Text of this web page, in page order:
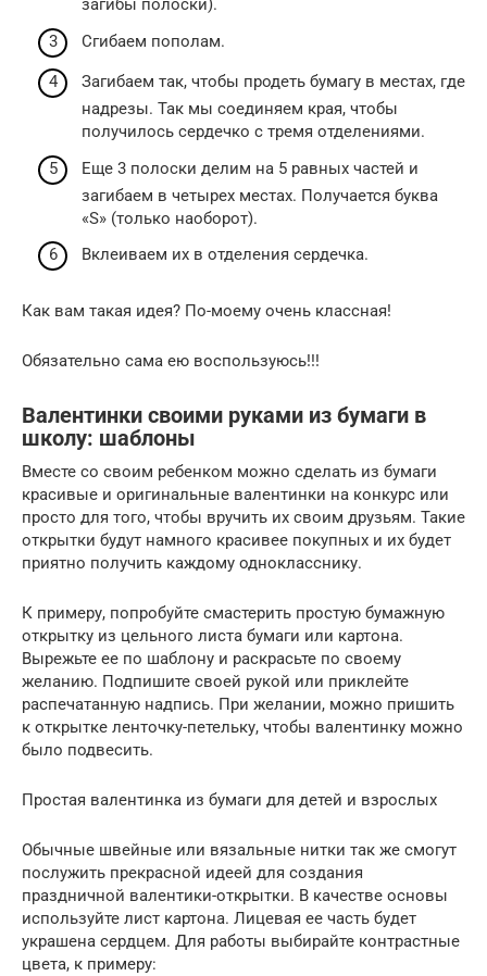
загибы полоски).
Сгибаем пополам.
Загибаем так, чтобы продеть бумагу в местах, где
надрезы. Так мы соединяем края, чтобы
получилось сердечко с тремя отделениями.
Еще 3 полоски делим на 5 равных частей и
загибаем в четырех местах. Получается буква
«S» (только наоборот).
Вклеиваем их в отделения сердечка.
Как вам такая идея? По-моему очень классная!
Обязательно сама ею воспользуюсь!!!
Валентинки своими руками из бумаги в
школу: шаблоны
Вместе со своим ребенком можно сделать из бумаги
красивые и оригинальные валентинки на конкурс или
просто для того, чтобы вручить их своим друзьям. Такие
открытки будут намного красивее покупных и их будет
приятно получить каждому однокласснику.
К примеру, попробуйте смастерить простую бумажную
открытку из цельного листа бумаги или картона.
Вырежьте ее по шаблону и раскрасьте по своему
желанию. Подпишите своей рукой или приклейте
распечатанную надпись. При желании, можно пришить
к открытке ленточку-петельку, чтобы валентинку можно
было подвесить.
Простая валентинка из бумаги для детей и взрослых
Обычные швейные или вязальные нитки так же смогут
послужить прекрасной идеей для создания
праздничной валентики-открытки. В качестве основы
используйте лист картона. Лицевая ее часть будет
украшена сердцем. Для работы выбирайте контрастные
цвета, к примеру: